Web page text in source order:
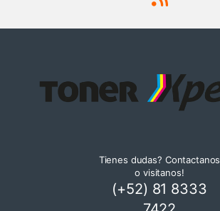
Tienes dudas? Contactanos
o visitanos!
(+52) 81 8333